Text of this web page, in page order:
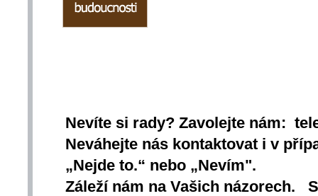
Nevíte si rady? Zavolejte nám:
Neváhejte nás kontaktovat i v
„Nejde to.“ nebo „Nevím".
Záleží nám na Vašich názorech.